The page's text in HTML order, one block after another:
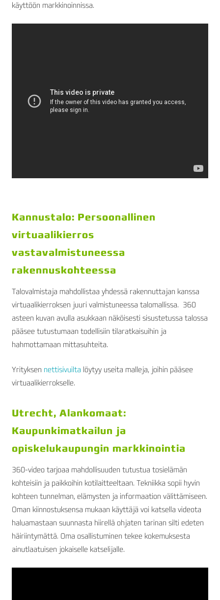
käyttöön markkinoinnissa.
Kannustalo: Persoonallinen
virtuaalikierros
vastavalmistuneessa
rakennuskohteessa
Talovalmistaja mahdollistaa yhdessä rakennuttajan kanssa
virtuaalikierroksen juuri valmistuneessa talomallissa. 360
asteen kuvan avulla asukkaan näköisesti sisustetussa talossa
pääsee tutustumaan todellisiin tilaratkaisuihin ja
hahmottamaan mittasuhteita.
Yrityksen nettisivuilta löytyy useita malleja, joihin pääsee
virtuaalikierrokselle.
Utrecht, Alankomaat:
Kaupunkimatkailun ja
opiskelukaupungin markkinointia
360-video tarjoaa mahdollisuuden tutustua tosielämän
kohteisiin ja paikkoihin kotilaitteeltaan. Tekniikka sopii hyvin
kohteen tunnelman, elämysten ja informaation välittämiseen.
Oman kiinnostuksensa mukaan käyttäjä voi katsella videota
haluamastaan suunnasta hiirellä ohjaten tarinan silti edeten
häiriintymättä. Oma osallistuminen tekee kokemuksesta
ainutlaatuisen jokaiselle katselijalle.